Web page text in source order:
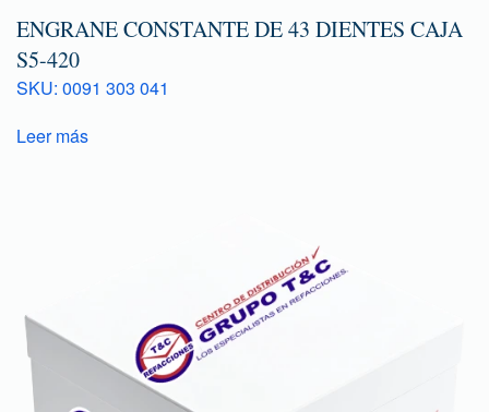
ENGRANE CONSTANTE DE 43 DIENTES CAJA
S5-420
SKU: 0091 303 041
Leer más